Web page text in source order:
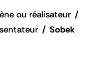
ou réalisateur
Sobek